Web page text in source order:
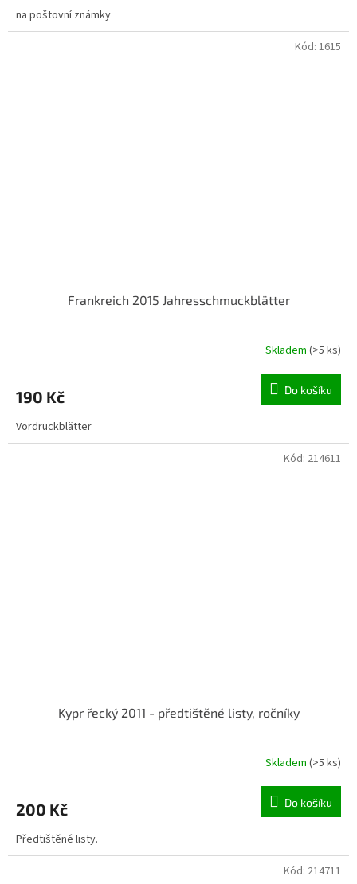
na poštovní známky
Frankreich 2015 Jahresschmuckblätter
Skladem (>5 ks)
190 Kč Do košíku
Vordruckblätter
Kód: 1615
Kypr řecký 2011 - předtištěné listy, ročníky
Skladem (>5 ks)
200 Kč Do košíku
Předtištěné listy.
Kód: 214611
Kód: 214711